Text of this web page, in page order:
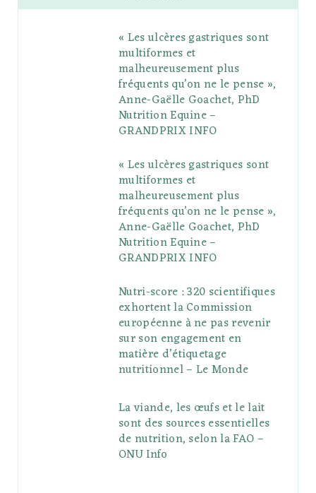
b
t
l
e
P
l
s
a
g
r
a
e
r
e
s
o
l
r
« Les ulcères gastriques sont
multiformes et
malheureusement plus
fréquents qu’on ne le pense »,
Anne-Gaëlle Goachet, PhD
Nutrition Equine –
GRANDPRIX INFO
« Les ulcères gastriques sont
multiformes et
malheureusement plus
fréquents qu’on ne le pense »,
Anne-Gaëlle Goachet, PhD
Nutrition Equine –
GRANDPRIX INFO
Nutri-score : 320 scientifiques
exhortent la Commission
européenne à ne pas revenir
sur son engagement en
matière d’étiquetage
nutritionnel – Le Monde
La viande, les œufs et le lait
sont des sources essentielles
de nutrition, selon la FAO –
ONU Info